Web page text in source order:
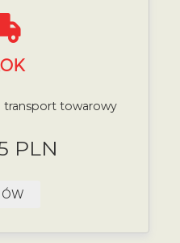
transport towarowy
PLN